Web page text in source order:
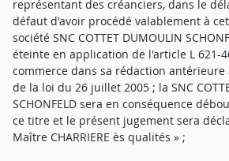
représentant des créanciers, dans le
défaut d'avoir procédé valablement à
société SNC COTTET DUMOULIN
éteinte en application de l'article L 621-
commerce dans sa rédaction
de la loi du 26 juillet 2005 ; la SNC
SCHONFELD sera en conséquence
ce titre et le présent jugement sera
Maître CHARRIERE ès qualités » ;